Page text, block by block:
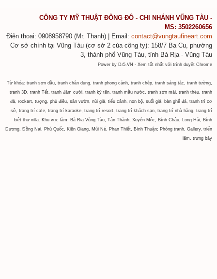
CÔNG TY MỸ THUẬT ĐÔNG ĐÔ - CHI NHÁNH VŨNG TÀU -
MS: 3502260656
Điện thoại: 0908958790 (Mr. Thanh) | Email: contact@vungtaufineart.com
Cơ sở chính tại Vũng Tàu (cơ sở 2 của công ty): 158/7 Ba Cu, phường
3, thành phố Vũng Tàu, tỉnh Bà Rịa - Vũng Tàu
Power by Dr5.VN - Xem tốt nhất với trình duyệt Chrome
Từ khóa: tranh sơn dầu, tranh chân dung, tranh phong cảnh, tranh chép, tranh sáng tác, tranh tường,
tranh 3D, tranh Tết, tranh đám cưới, tranh ký tên, tranh mầu nước, tranh sơn mài, tranh thêu, tranh
đá, rockart, tượng, phù điêu, sân vườn, núi giả, tiểu cảnh, non bộ, suối giả, bàn ghế đá, tranh trí cơ
sở, trang trí cafe, trang trí karaoke, trang trí resort, trang trí khách sạn, trang trí nhà hàng, trang trí
biệt thự villa. Khu vực làm: Bà Rịa Vũng Tàu, Tân Thành, Xuyên Mộc, Bình Châu, Long Hải, Bình
Dương, Đồng Nai, Phú Quốc, Kiên Giang, Mũi Né, Phan Thiết, Bình Thuận; Phòng tranh, Gallery, triển
lãm, trưng bày